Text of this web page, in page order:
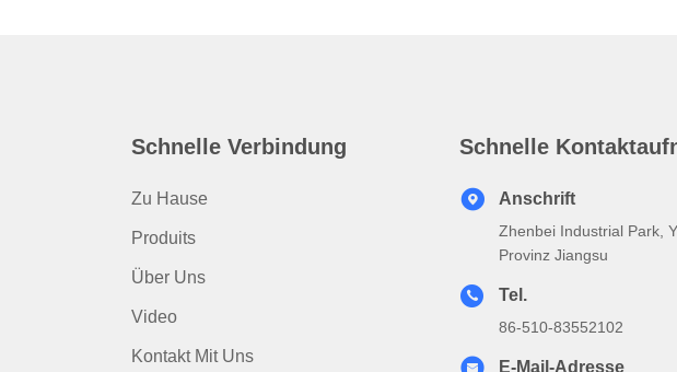
Schnelle Verbindung
Zu Hause
Produits
Über Uns
Video
Kontakt Mit Uns
Schnelle
Anschrift
Zhenbei Industrial Park,
Provinz Jiangsu
Tel.
86-510-83552102
E-Mail-Adresse